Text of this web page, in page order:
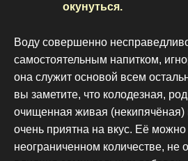
окунуться.
Воду совершенно
самостоятельным напитком,
она служит основой всем
вы заметите, что колодезная,
очищенная живая
очень приятна на вкус. Её можно
неограниченном количестве, не